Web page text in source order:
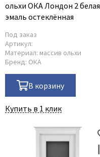
ольхи ОКА Лондон 2 белая
эмаль остеклённая
Под заказ
Артикул:
Материал: массив ольхи
Бренд: ОКА
В корзину
Купить в 1 клик